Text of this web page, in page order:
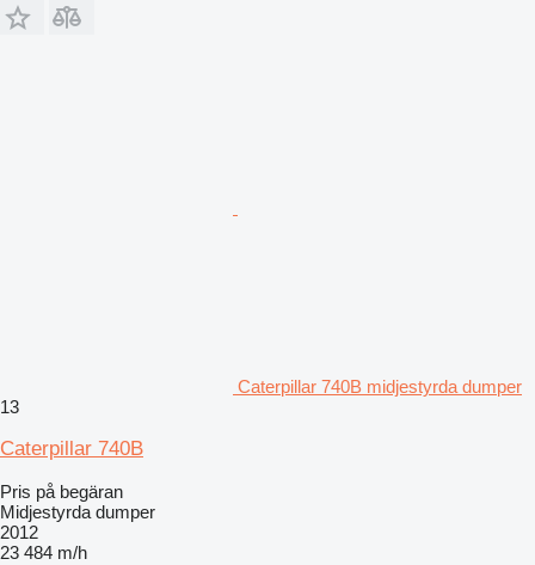
Caterpillar 740B midjestyrda dumper
13
Caterpillar 740B
Pris på begäran
Midjestyrda dumper
2012
23 484 m/h